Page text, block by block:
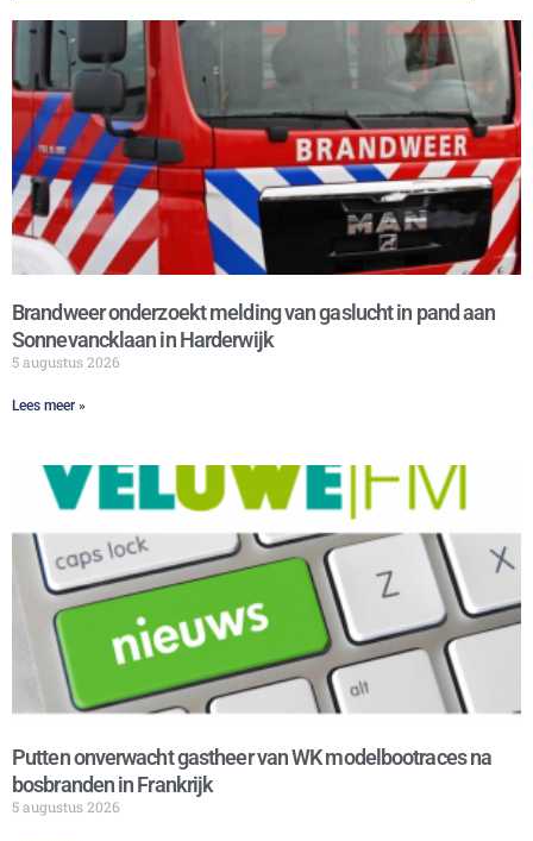
Brandweer onderzoekt melding van gaslucht in pand aan
Sonnevancklaan in Harderwijk
5 augustus 2026
Lees meer »
Putten onverwacht gastheer van WK modelbootraces na
bosbranden in Frankrijk
5 augustus 2026